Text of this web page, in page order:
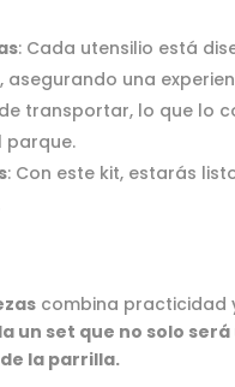
: Cada utensilio está
una
transportar, lo que lo
parque.
: Con este kit, estarás
combina practicidad
un set que no solo
la parrilla.